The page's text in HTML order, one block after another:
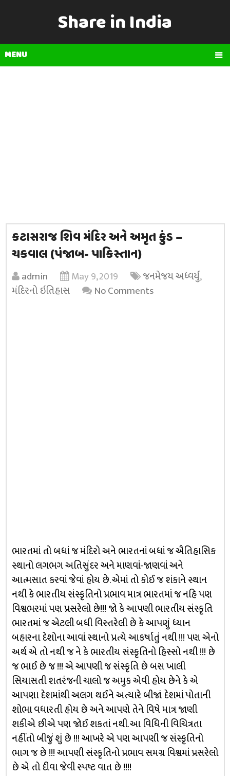
Share in India
MENU
કટાસરાજ શિવ મંદિર અને અમૃત કુંડ –
ચકવાલ (પંજાબ- પાકિસ્તાન)
admin May 9, 2019 જનમેજય અધ્વર્યુ,
મંદિરનો ઇતિહાસ
No Comments
ભારતમાં તો બધાં જ મંદિરો અને ભારતનાં બધાં જ ઐતિહાસિક
સ્થાનો લગભગ અતિસુંદર અને માણવાં-જાણવાં અને
આત્મસાત કરવાં જેવાં હોય છે. એમાં તો કોઈ જ શંકાને સ્થાન
નથી કે ભારતીય સંસ્કૃતિનો પ્રભાવ માત્ર ભારતમાં જ નહિ પણ
વિશ્વભરમાં પણ પ્રસરેલો છે!!! જો કે આપણી ભારતીય સંસ્કૃતિ
ભારતમાં જ એટલી બધી વિસ્તરેલી છે કે આપણું ધ્યાન
બહારના દેશોના આવાં સ્થાનો પ્રત્યે આકર્ષાતું નથી !!! પણ એનો
અર્થ એ તો નથી જ ને કે ભારતીય સંસ્કૃતિનો હિસ્સો નથી !!! છે
જ ભાઈ છે જ !!! એ આપણી જ સંસ્કૃતિ છે બસ ખાલી
સિયાસતી શતરંજની ચાલો જ અમુક એવી હોય છેને કે એ
આપણા દેશમાંથી અલગ થઈને અત્યારે બીજાં દેશમાં પોતાની
શોભા વધારતી હોય છે અને આપણે તેને વિષે માત્ર જાણી
શકીએ છીએ પણ જોઈ શકતાં નથી. આ વિધિની વિચિત્રતા
નહીંતો બીજું શું છે !!! આખરે એ પણ આપણી જ સંસ્કૃતિનો
ભાગ જ છે !!! આપણી સંસ્કૃતિનો પ્રભાવ સમગ્ર વિશ્વમાં પ્રસરેલો
છે એ તો દીવા જેવી સ્પષ્ટ વાત છે !!!!